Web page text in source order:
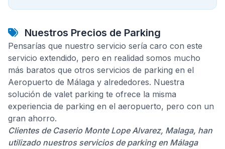
Nuestros Precios de Parking
Pensarías que nuestro servicio sería caro con este
servicio extendido, pero en realidad somos mucho
más baratos que otros servicios de parking en el
Aeropuerto de Málaga y alrededores. Nuestra
solución de valet parking te ofrece la misma
experiencia de parking en el aeropuerto, pero con un
gran ahorro.
Clientes de Caserio Monte Lope Alvarez, Malaga, han
utilizado nuestros servicios de parking en Málaga